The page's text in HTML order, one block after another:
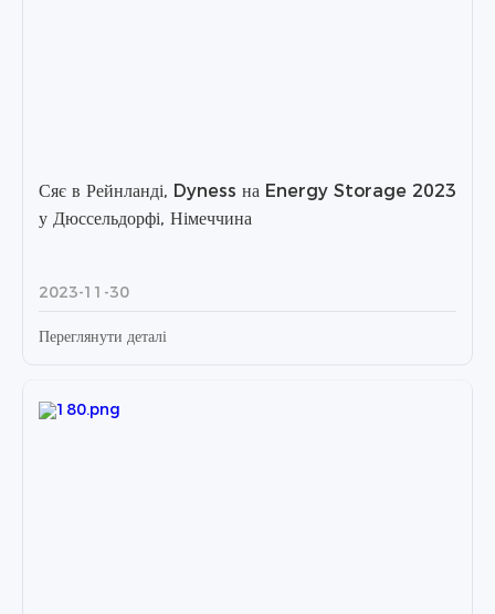
Сяє в Рейнланді, Dyness на Energy Storage 2023
у Дюссельдорфі, Німеччина
2023-11-30
Переглянути деталі